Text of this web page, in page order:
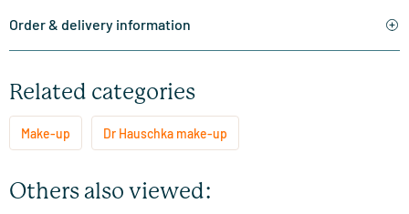
Order & delivery information
Related categories
Make-up Dr Hauschka make-up
Others also viewed: